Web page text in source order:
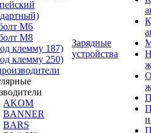
M6
М8
клемму 187)
клемму 250)
AKOM
BANNER
BARS
Зарядные
устройства